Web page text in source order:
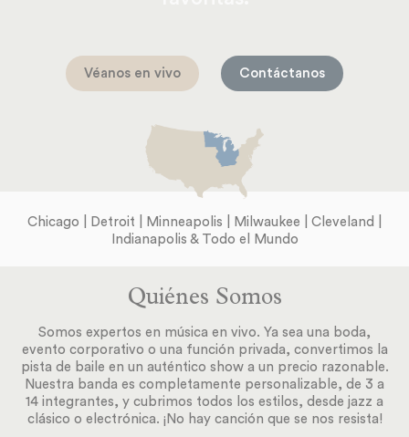
Véanos en vivo Contáctanos
Chicago | Detroit | Minneapolis | Milwaukee | Cleveland |
Indianapolis & Todo el Mundo
Quiénes Somos
Somos expertos en música en vivo. Ya sea una boda,
evento corporativo o una función privada, convertimos la
pista de baile en un auténtico show a un precio razonable.
Nuestra banda es completamente personalizable, de 3 a
14 integrantes, y cubrimos todos los estilos, desde jazz a
clásico o electrónica. ¡No hay canción que se nos resista!